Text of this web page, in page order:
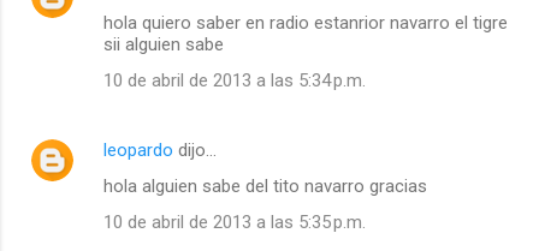
hola quiero saber en radio estanrior navarro el tigre
sii alguien sabe
10 de abril de 2013 a las 5:34 p.m.
leopardo dijo…
hola alguien sabe del tito navarro gracias
10 de abril de 2013 a las 5:35 p.m.